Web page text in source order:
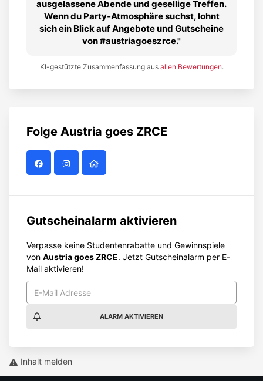
ausgelassene Abende und gesellige Treffen.
Wenn du Party‑Atmosphäre suchst, lohnt
sich ein Blick auf Angebote und Gutscheine
von #austriagoeszrce.
KI-gestützte Zusammenfassung aus allen Bewertungen.
Folge Austria goes ZRCE
Gutscheinalarm aktivieren
Verpasse keine Studentenrabatte und Gewinnspiele
von Austria goes ZRCE. Jetzt Gutscheinalarm per E-
Mail aktivieren!
ALARM AKTIVIEREN
Inhalt melden